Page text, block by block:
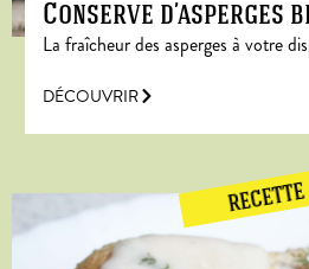
Conserve d’asperges
La fraîcheur des asperges à votre
DÉCOUVRIR
RECETTE